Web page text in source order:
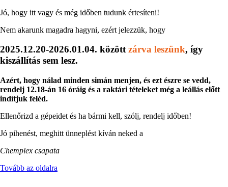
Jó, hogy itt vagy és még időben tudunk értesíteni!
Nem akarunk magadra hagyni, ezért jelezzük, hogy
2025.12.20-2026.01.04. közöttzárva leszünk, így
kiszállítás sem lesz.
Azért, hogy nálad minden simán menjen, és ezt észre se vedd,
rendelj 12.18-án 16 óráig és a raktári tételeket még a leállás előtt
indítjuk feléd.
Ellenőrizd a gépeidet és ha bármi kell, szólj, rendelj időben!
Jó pihenést, meghitt ünneplést kíván neked a
Chemplex csapata
Tovább az oldalra